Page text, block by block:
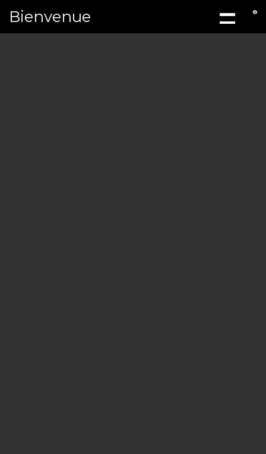
BienvenueACCUEIL